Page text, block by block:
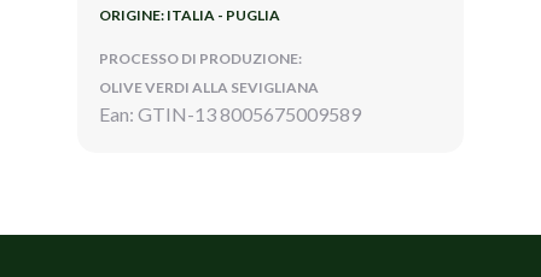
ORIGINE: ITALIA - PUGLIA
PROCESSO DI PRODUZIONE:
OLIVE VERDI ALLA SEVIGLIANA
Ean: GTIN-13 8005675009589